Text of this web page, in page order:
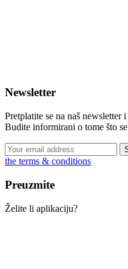
Newsletter
Pretplatite se na naš newsletter
Budite informirani o tome što
the terms & conditions
Preuzmite
Želite li aplikaciju?